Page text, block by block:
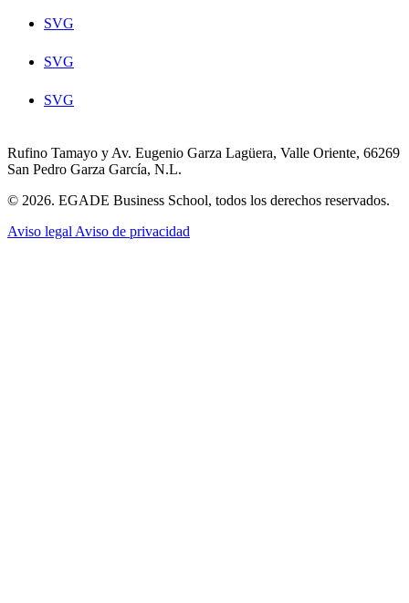
SVG
SVG
SVG
Rufino Tamayo y Av. Eugenio Garza Lagüera, Valle Oriente, 66269
San Pedro Garza García, N.L.
© 2026. EGADE Business School, todos los derechos reservados.
Aviso legal Aviso de privacidad